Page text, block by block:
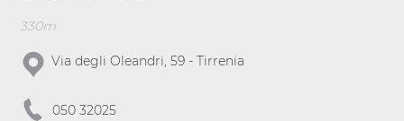
330m
Via degli Oleandri, 59 - Tirrenia
050 32025